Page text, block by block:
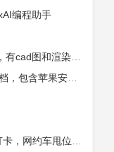
编程助手
图和渲染效果图
含苹果安装系列
甩位，外卖骑手甩位